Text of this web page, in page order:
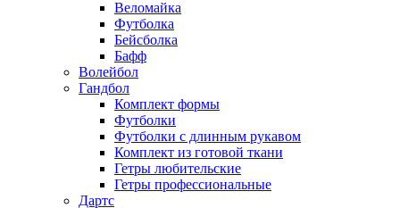
Веломайка
Футболка
Бейсболка
Бафф
Волейбол
Гандбол
Комплект формы
Футболки
Футболки с длинным рукавом
Комплект из готовой ткани
Гетры любительские
Гетры профессиональные
Дартс